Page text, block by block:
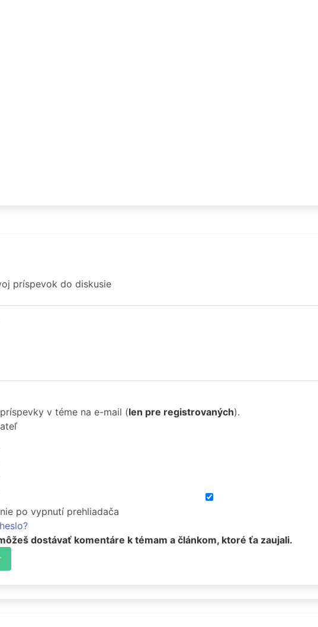
príspevok do diskusie
v téme na e-mail (len pre registrovaných).
po vypnutí prehliadača
dostávať komentáre k témam a článkom, ktoré ťa zaujali.